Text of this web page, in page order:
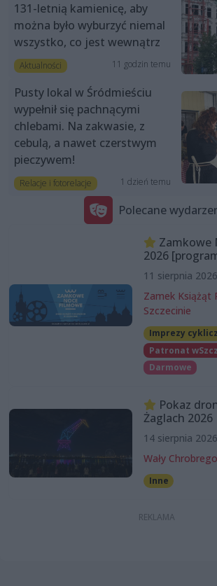
131-letnią kamienicę, aby
można było wyburzyć niemal
wszystko, co jest wewnątrz
Aktualności 11 godzin temu
Pusty lokal w Śródmieściu
wypełnił się pachnącymi
chlebami. Na zakwasie, z
cebulą, a nawet czerstwym
pieczywem!
Relacje i fotorelacje 1 dzień temu
Polecane
Zamkowe
2026
11 sierpnia
Zamek Książąt
Szczecinie
Imprezy
Patronat
Darmowe
Pokaz
Żaglach 2026
14 sierpnia
Wały Chrobrego
Inne